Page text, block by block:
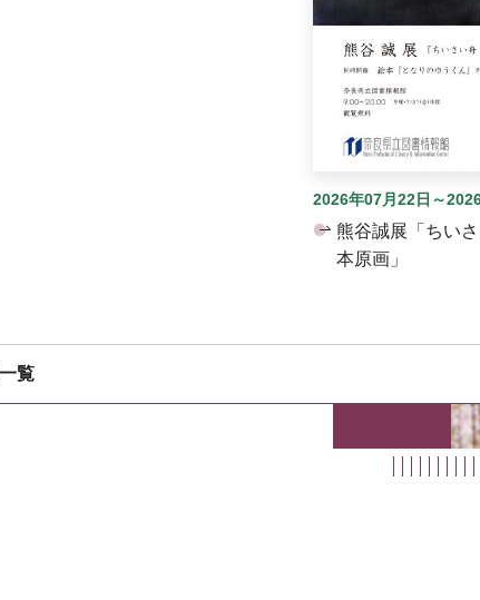
2026年07月22日～
熊谷誠展「ちい
本原画」
覧